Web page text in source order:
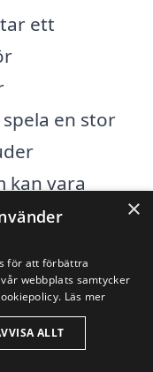
ett
en stor
kan vara
vara värt att
Att anlita en
köket kan
En
×
för att förbättra
webbplats samtycker
Läs mer
ALLT